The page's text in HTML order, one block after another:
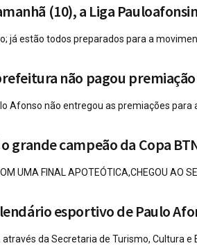
(10), a Liga
já estão todos preparados para a
não pagou premiação
Afonso não entregou as premiações para
o grande campeão da Copa
UMA FINAL APOTEÓTICA,CHEGOU AO
esportivo de Paulo
da Secretaria de Turismo, Cultura e